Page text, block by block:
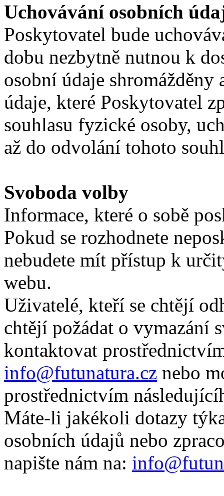
Uchovávání osobních
Poskytovatel bude
dobu nezbytně nutnou k
osobní údaje shromážděny
údaje, které Poskytovatel
souhlasu fyzické osoby,
až do odvolání tohoto
Svoboda volby
Informace, které o sobě
Pokud se rozhodnete
nebudete mít přístup k
webu.
Uživatelé, kteří se chtějí
chtějí požádat o vymazání
kontaktovat
info@futunatura.cz nebo
prostřednictvím
Máte-li jakékoli dotazy
osobních údajů nebo
napište nám na: